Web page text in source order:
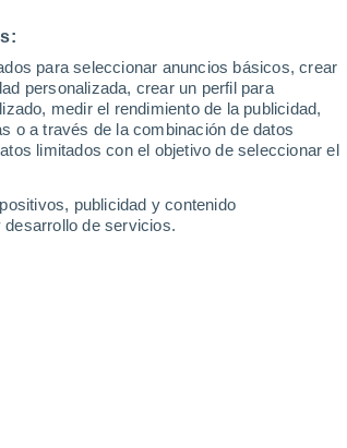
para seleccionar anuncios básicos, crear
personalizada, crear un perfil para
medir el rendimiento de la publicidad,
o a través de la combinación de datos
limitados con el objetivo de seleccionar el
publicidad y contenido
de servicios.